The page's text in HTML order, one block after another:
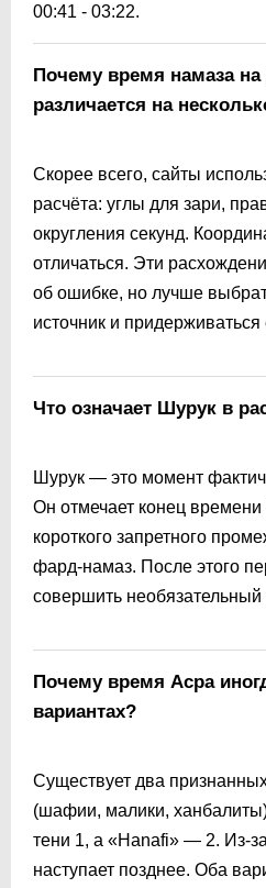
00:41 - 03:22.
Почему время намаза на
различается на
Скорее всего, сайты
расчёта: углы для зари,
округления секунд.
отличаться. Эти
об ошибке, но лучше
источник и придерживаться
Что означает Шурук в
Шурук — это момент
Он отмечает конец
короткого запретного
фард-намаз. После этого
совершить необязательный
Почему время Асра
вариантах?
Существует два
(шафии, малики,
тени 1, а «Hanafi» — 2. Из-
наступает позднее. Оба